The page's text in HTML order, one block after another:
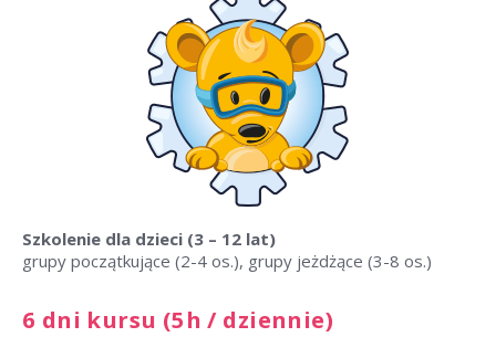
Szkolenie dla dzieci (3 – 12 lat)
grupy początkujące (2-4 os.), grupy jeżdżące (3-8 os.)
6 dni kursu (5h / dziennie)